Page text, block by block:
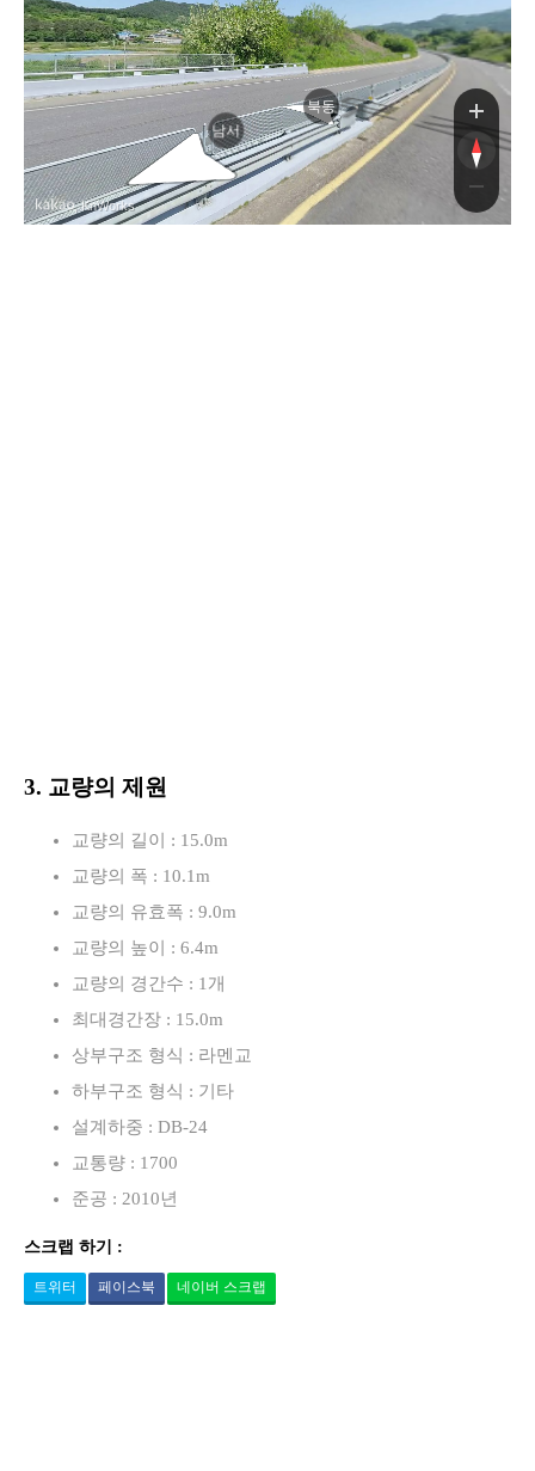
남서
북동
, KnWorks
3. 교량의 제원
교량의 길이 : 15.0m
교량의 폭 : 10.1m
교량의 유효폭 : 9.0m
교량의 높이 : 6.4m
교량의 경간수 : 1개
최대경간장 : 15.0m
상부구조 형식 : 라멘교
하부구조 형식 : 기타
설계하중 : DB-24
교통량 : 1700
준공 : 2010년
스크랩 하기 :
트위터 페이스북 네이버 스크랩